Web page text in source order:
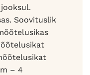
Soovituslik
– 4